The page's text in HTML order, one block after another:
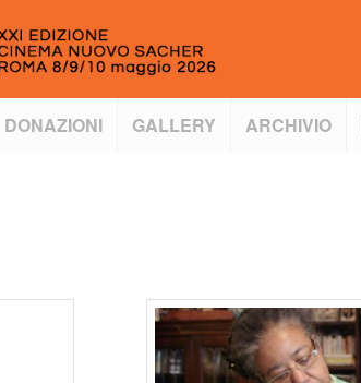
DONAZIONI GALLERY ARCHIVIO